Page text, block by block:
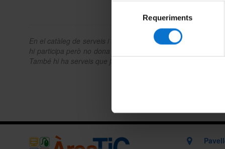
consentiment
Requeriments
En el catàleg de serveis i tràmits trobaràs la relació de
hi participa però no dona atenció directa a l'usuari. En tots
També hi ha serveis que ja tens disponibles per formar part